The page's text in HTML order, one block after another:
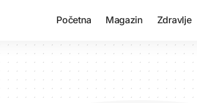
Početna Magazin Zdravlje